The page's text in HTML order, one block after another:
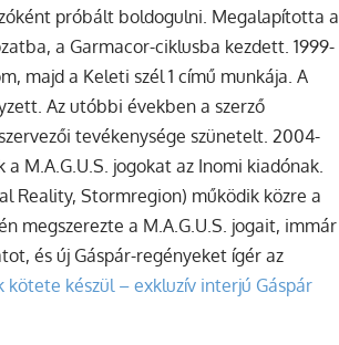
próbált boldogulni. Megalapította a
a Garmacor-ciklusba kezdett.1999-
, majd a Keleti szél 1 című munkája. A
Az utóbbi években a szerző
tevékenysége szünetelt. 2004-
M.A.G.U.S. jogokat az Inomi kiadónak.
Reality, Stormregion) működik közre a
megszerezte a M.A.G.U.S. jogait, immár
és új Gáspár-regényeket ígér az
készül – exkluzív interjú Gáspár